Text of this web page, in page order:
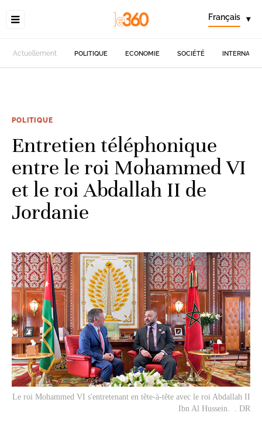
Français ▾
Actuellement POLITIQUE ECONOMIE SOCIÉTÉ
POLITIQUE
Entretien téléphonique
entre le roi Mohammed VI
et le roi Abdallah II de
Jordanie
Le roi Mohammed VI s'entretenant en tête-à-tête avec le roi Abdallah II
Ibn Al Hussein. . DR